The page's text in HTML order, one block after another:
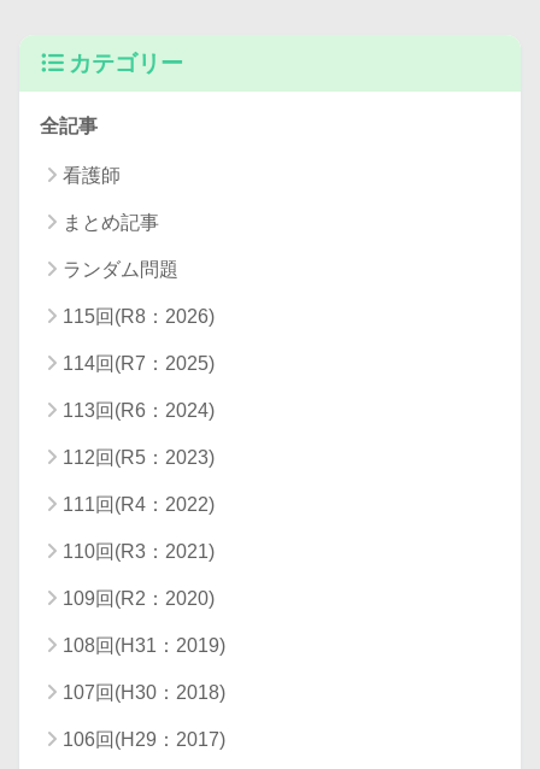
カテゴリー
全記事
看護師
まとめ記事
ランダム問題
115回(R8：2026)
114回(R7：2025)
113回(R6：2024)
112回(R5：2023)
111回(R4：2022)
110回(R3：2021)
109回(R2：2020)
108回(H31：2019)
107回(H30：2018)
106回(H29：2017)